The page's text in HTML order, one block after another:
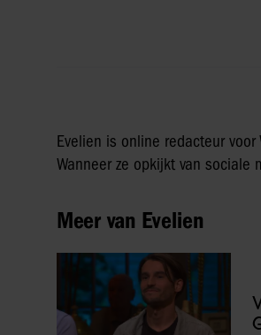
Evelien is online redacteur
Wanneer ze opkijkt van
Meer van Evelien